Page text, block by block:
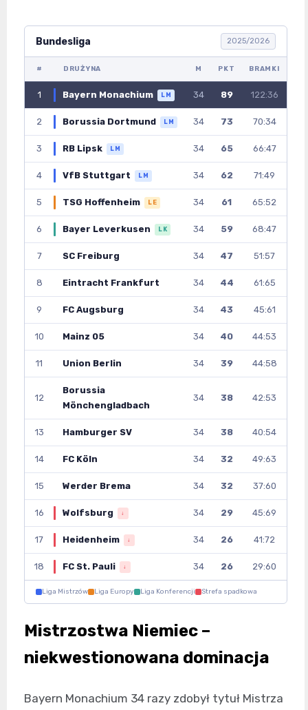
Bundesliga 2025/2026
# DRUŻYNA M PKT BRAMKI
1 Bayern Monachium LM 34 89 122:36
2 Borussia Dortmund LM 34 73 70:34
3 RB Lipsk LM 34 65 66:47
4 VfB Stuttgart LM 34 62 71:49
5 TSG Hoffenheim LE 34 61 65:52
6 Bayer Leverkusen LK 34 59 68:47
7 SC Freiburg 34 47 51:57
8 Eintracht Frankfurt 34 44 61:65
9 FC Augsburg 34 43 45:61
10 Mainz 05 34 40 44:53
11 Union Berlin 34 39 44:58
12
Borussia
Mönchengladbach
34 38 42:53
13 Hamburger SV 34 38 40:54
14 FC Köln 34 32 49:63
15 Werder Brema 34 32 37:60
16 Wolfsburg ↓ 34 29 45:69
17 Heidenheim ↓ 34 26 41:72
18 FC St. Pauli ↓ 34 26 29:60
Liga Mistrzów Liga Europy Liga Konferencji Strefa spadkowa
Mistrzostwa Niemiec –
niekwestionowana dominacja
Bayern Monachium 34 razy zdobył tytuł Mistrza